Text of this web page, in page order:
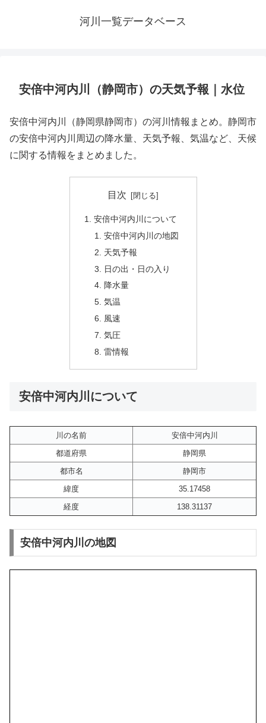
河川一覧データベース
安倍中河内川（静岡市）の天気予報｜水位
安倍中河内川（静岡県静岡市）の河川情報まとめ。静岡市
の安倍中河内川周辺の降水量、天気予報、気温など、天候
に関する情報をまとめました。
目次
安倍中河内川について
安倍中河内川の地図
天気予報
日の出・日の入り
降水量
気温
風速
気圧
雷情報
安倍中河内川について
川の名前
安倍中河内川
都道府県
静岡県
都市名
静岡市
緯度
35.17458
経度
138.31137
安倍中河内川の地図